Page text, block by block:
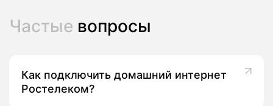
скоростью до сотен мегабит в секунду, а на ряде
адресов - до 800-1000 Мбит/с, что подходит для
Ключевые преимущества провайдера Ростелеком в
Белово:
Частые вопросы
Как подключить домашний интернет
Ростелеком?